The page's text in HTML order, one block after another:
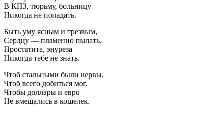
В КПЗ, тюрьму, больницу
Никогда не попадать.
Быть уму ясным и трезвым,
Сердцу — пламенно пылать.
Простатита, энуреза
Никогда тебе не знать.
Чтоб стальными были нервы,
Чтоб всего добиться мог.
Чтобы доллары и евро
Не вмещались в кошелек.